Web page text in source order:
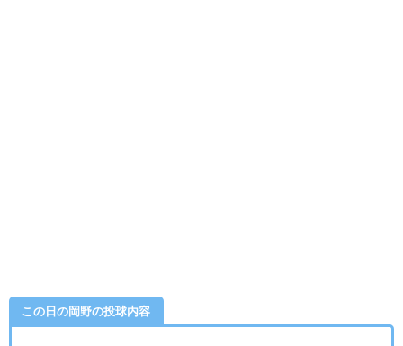
この日の岡野の投球内容